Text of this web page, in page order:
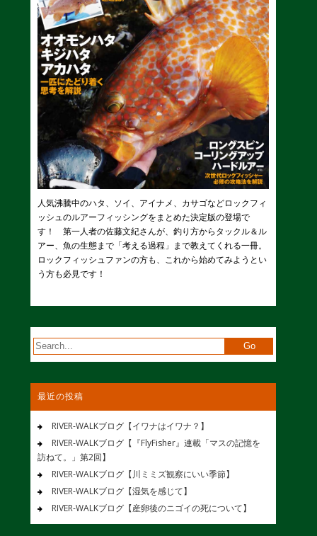
人気沸騰中のハタ、ソイ、アイナメ、カサゴなどロックフィ
ッシュのルアーフィッシングをまとめた決定版の登場で
す！ 第一人者の佐藤文紀さんが、釣り方からタックル＆ル
アー、魚の生態まで「考える過程」まで教えてくれる一冊。
ロックフィッシュファンの方も、これから始めてみようとい
う方も必見です！
最近の投稿
RIVER-WALKブログ【イワナはイワナ？】
RIVER-WALKブログ【『FlyFisher』連載「マスの記憶を
訪ねて。」第2回】
RIVER-WALKブログ【川ミミズ観察にいい季節】
RIVER-WALKブログ【湿気を感じて】
RIVER-WALKブログ【産卵後のニゴイの死について】